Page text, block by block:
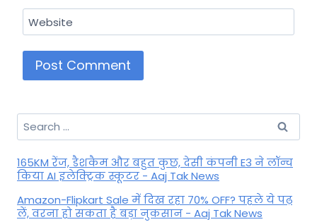
Website
Search
for:
165KM रेंज, डैशकैम और बहुत कुछ, देसी कंपनी E3 ने लॉन्च
किया AI इलेक्ट्रिक स्कूटर - Aaj Tak News
Amazon-Flipkart Sale में दिख रहा 70% OFF? पहले ये पढ़
लें, वरना हो सकता है बड़ा नुकसान - Aaj Tak News